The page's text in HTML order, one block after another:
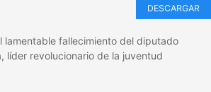
DESCARGAR
lamentable fallecimiento del diputado
líder revolucionario de la juventud